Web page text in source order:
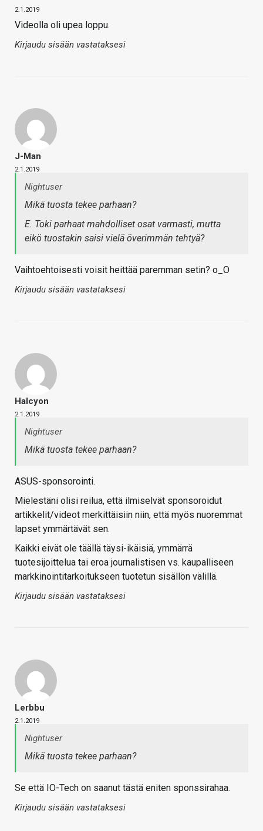
2.1.2019
Videolla oli upea loppu.
Kirjaudu sisään vastataksesi
J-Man
2.1.2019
Nightuser
Mikä tuosta tekee parhaan?
E. Toki parhaat mahdolliset osat varmasti, mutta
eikö tuostakin saisi vielä överimmän tehtyä?
Vaihtoehtoisesti voisit heittää paremman setin? o_O
Kirjaudu sisään vastataksesi
Halcyon
2.1.2019
Nightuser
Mikä tuosta tekee parhaan?
ASUS-sponsorointi.
Mielestäni olisi reilua, että ilmiselvät sponsoroidut
artikkelit/videot merkittäisiin niin, että myös nuoremmat
lapset ymmärtävät sen.
Kaikki eivät ole täällä täysi-ikäisiä, ymmärrä
tuotesijoittelua tai eroa journalistisen vs. kaupalliseen
markkinointitarkoitukseen tuotetun sisällön välillä.
Kirjaudu sisään vastataksesi
Lerbbu
2.1.2019
Nightuser
Mikä tuosta tekee parhaan?
Se että IO-Tech on saanut tästä eniten sponssirahaa.
Kirjaudu sisään vastataksesi